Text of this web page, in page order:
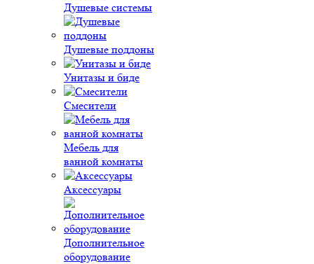
Душевые системы
Душевые поддоны
Унитазы и биде
Смесители
Мебель для
ванной комнаты
Аксессуары
Дополнительное
оборудование